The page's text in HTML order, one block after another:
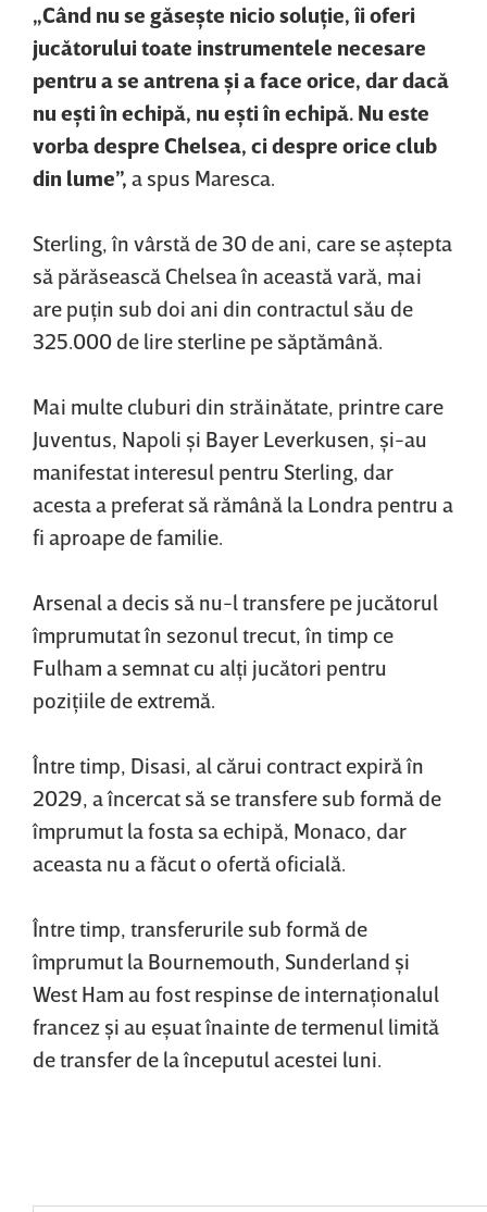
„Când nu se găseşte nicio soluţie, îi oferi
jucătorului toate instrumentele necesare
pentru a se antrena şi a face orice, dar dacă
nu eşti în echipă, nu eşti în echipă. Nu este
vorba despre Chelsea, ci despre orice club
din lume”, a spus Maresca.
Sterling, în vârstă de 30 de ani, care se aştepta
să părăsească Chelsea în această vară, mai
are puţin sub doi ani din contractul său de
325.000 de lire sterline pe săptămână.
Mai multe cluburi din străinătate, printre care
Juventus, Napoli şi Bayer Leverkusen, şi-au
manifestat interesul pentru Sterling, dar
acesta a preferat să rămână la Londra pentru a
fi aproape de familie.
Arsenal a decis să nu-l transfere pe jucătorul
împrumutat în sezonul trecut, în timp ce
Fulham a semnat cu alţi jucători pentru
poziţiile de extremă.
Între timp, Disasi, al cărui contract expiră în
2029, a încercat să se transfere sub formă de
împrumut la fosta sa echipă, Monaco, dar
aceasta nu a făcut o ofertă oficială.
Între timp, transferurile sub formă de
împrumut la Bournemouth, Sunderland şi
West Ham au fost respinse de internaţionalul
francez şi au eşuat înainte de termenul limită
de transfer de la începutul acestei luni.